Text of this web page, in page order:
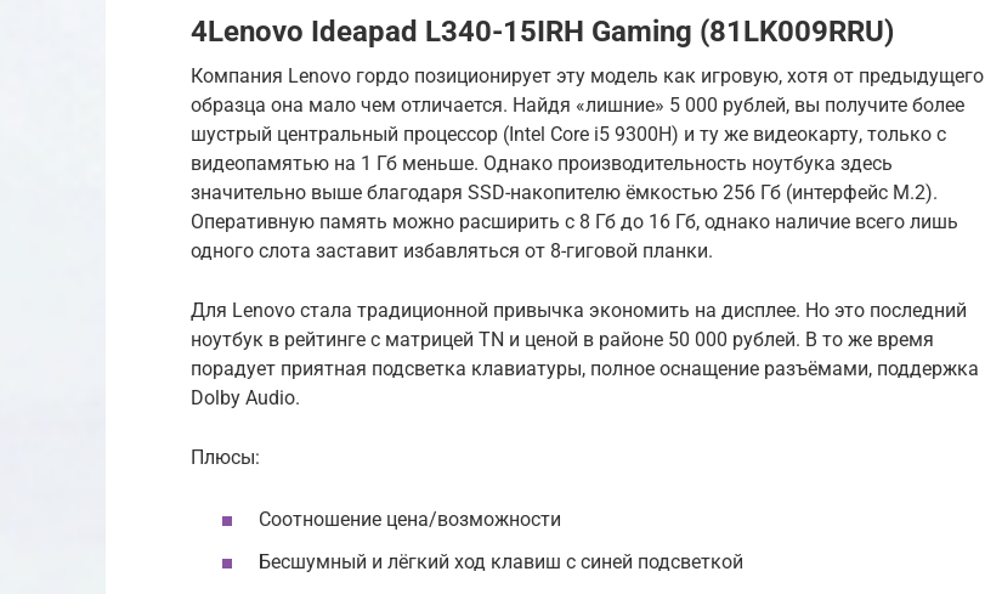
4Lenovo Ideapad L340-15IRH Gaming (81LK009RRU)
Компания Lenovo гордо позиционирует эту модель как игровую, хотя от предыдущего
образца она мало чем отличается. Найдя «лишние» 5 000 рублей, вы получите более
шустрый центральный процессор (Intel Core i5 9300H) и ту же видеокарту, только с
видеопамятью на 1 Гб меньше. Однако производительность ноутбука здесь
значительно выше благодаря SSD-накопителю ёмкостью 256 Гб (интерфейс M.2).
Оперативную память можно расширить с 8 Гб до 16 Гб, однако наличие всего лишь
одного слота заставит избавляться от 8-гиговой планки.
Для Lenovo стала традиционной привычка экономить на дисплее. Но это последний
ноутбук в рейтинге с матрицей TN и ценой в районе 50 000 рублей. В то же время
порадует приятная подсветка клавиатуры, полное оснащение разъёмами, поддержка
Dolby Audio.
Плюсы:
Соотношение цена/возможности
Бесшумный и лёгкий ход клавиш с синей подсветкой